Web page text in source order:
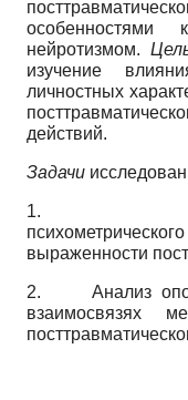
особенностями
нейротизмом.
изучение
личностных
действий.
Задачи
1.
выраженности
2. Анализ
взаимосвязях